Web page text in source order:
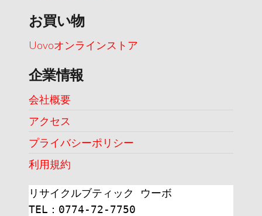
お買い物
Uovoオンラインストア
企業情報
会社概要
アクセス
プライバシーポリシー
利用規約
リサイクルブティック ウーボ
TEL：0774-72-7750